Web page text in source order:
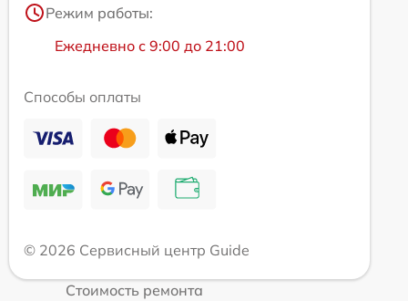
Режим работы:
Ежедневно с 9:00 до 21:00
Способы оплаты
© 2026 Сервисный центр Guide
Стоимость ремонта